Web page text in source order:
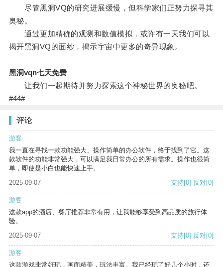
尽管黑洞VQ的研究进展缓慢，但科学家们正努力探寻其
奥秘。
通过更加精确的观测和数值模拟，或许有一天我们可以
揭开黑洞VQ的面纱，揭示宇宙中更多的奇异现象。
黑洞vqn七天免费
让我们一起期待并努力探索这个神秘世界的奥秘吧。
#44#
评论
游客
我一直在寻找一款功能强大、操作简单的办公软件，终于找到了它。这
款软件的功能非常强大，可以满足我日常办公的所有需求。操作也很简
单，即使是小白也能快速上手。
2025-09-07
支持[0] 反对[0]
游客
这款app的酒店、餐厅推荐非常有用，让我能够享受到高品质的旅行体
验。
2025-09-07
支持[0] 反对[0]
游客
这款游戏非常好玩，画面精美，玩法丰富。我已经玩了好几个小时，还